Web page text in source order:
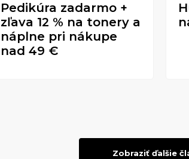
Pedikúra zadarmo +
zľava 12 % na tonery a
náplne pri nákupe
nad 49 €
Zobraziť ďalšie